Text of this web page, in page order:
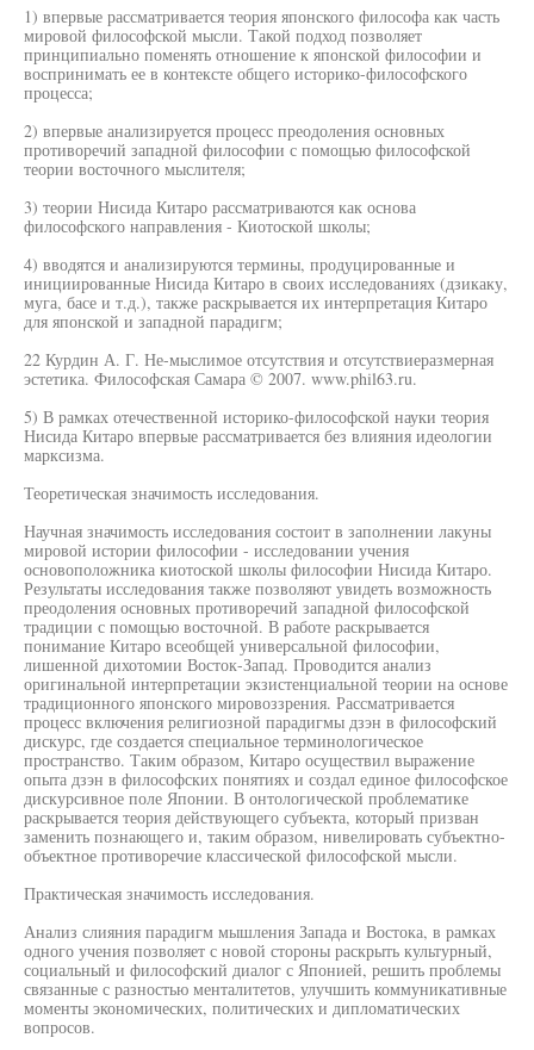
1) впервые рассматривается теория японского философа как часть
мировой философской мысли. Такой подход позволяет
принципиально поменять отношение к японской философии и
воспринимать ее в контексте общего историко-философского
процесса;
2) впервые анализируется процесс преодоления основных
противоречий западной философии с помощью философской
теории восточного мыслителя;
3) теории Нисида Китаро рассматриваются как основа
философского направления - Киотоской школы;
4) вводятся и анализируются термины, продуцированные и
инициированные Нисида Китаро в своих исследованиях (дзикаку,
муга, басе и т.д.), также раскрывается их интерпретация Китаро
для японской и западной парадигм;
22 Курдин А. Г. Не-мыслимое отсутствия и отсутствиеразмерная
эстетика. Философская Самара © 2007. www.phil63.ru.
5) В рамках отечественной историко-философской науки теория
Нисида Китаро впервые рассматривается без влияния идеологии
марксизма.
Теоретическая значимость исследования.
Научная значимость исследования состоит в заполнении лакуны
мировой истории философии - исследовании учения
основоположника киотоской школы философии Нисида Китаро.
Результаты исследования также позволяют увидеть возможность
преодоления основных противоречий западной философской
традиции с помощью восточной. В работе раскрывается
понимание Китаро всеобщей универсальной философии,
лишенной дихотомии Восток-Запад. Проводится анализ
оригинальной интерпретации экзистенциальной теории на основе
традиционного японского мировоззрения. Рассматривается
процесс включения религиозной парадигмы дзэн в философский
дискурс, где создается специальное терминологическое
пространство. Таким образом, Китаро осуществил выражение
опыта дзэн в философских понятиях и создал единое философское
дискурсивное поле Японии. В онтологической проблематике
раскрывается теория действующего субъекта, который призван
заменить познающего и, таким образом, нивелировать субъектно-
объектное противоречие классической философской мысли.
Практическая значимость исследования.
Анализ слияния парадигм мышления Запада и Востока, в рамках
одного учения позволяет с новой стороны раскрыть культурный,
социальный и философский диалог с Японией, решить проблемы
связанные с разностью менталитетов, улучшить коммуникативные
моменты экономических, политических и дипломатических
вопросов.